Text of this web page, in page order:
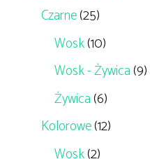
Czarne(25)
Wosk(10)
Wosk - Żywica(9)
Żywica(6)
Kolorowe(12)
Wosk(2)